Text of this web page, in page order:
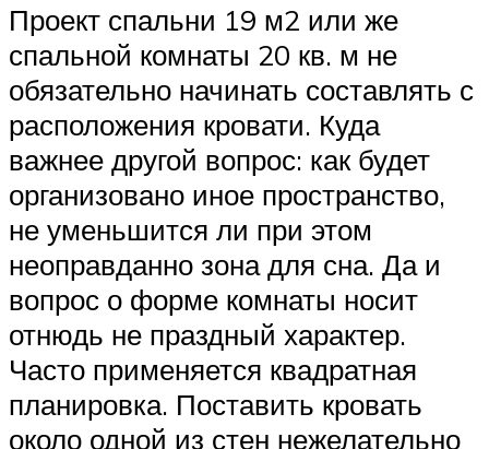
Проект спальни 19 м2 или же
спальной комнаты 20 кв. м не
обязательно начинать составлять с
расположения кровати. Куда
важнее другой вопрос: как будет
организовано иное пространство,
не уменьшится ли при этом
неоправданно зона для сна. Да и
вопрос о форме комнаты носит
отнюдь не праздный характер.
Часто применяется квадратная
планировка. Поставить кровать
около одной из стен нежелательно